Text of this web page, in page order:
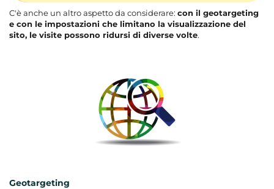
C'è anche un altro aspetto da considerare: con il geotargeting
e con le impostazioni che limitano la visualizzazione del
sito, le visite possono ridursi di diverse volte.
Geotargeting